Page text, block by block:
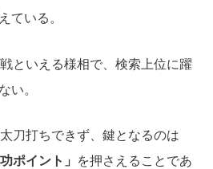
ている。
といえる様相で、検索上位に躍
い。
刀打ちできず、鍵となるのは
ポイント」
を押さえることであ